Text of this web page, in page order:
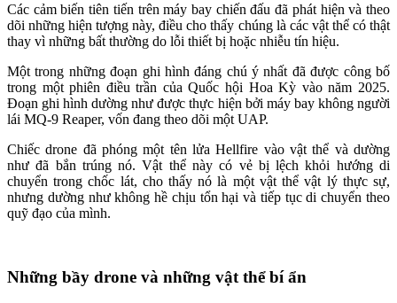
Các cảm biến tiên tiến trên máy bay chiến đấu đã phát hiện và theo
dõi những hiện tượng này, điều cho thấy chúng là các vật thể có thật
thay vì những bất thường do lỗi thiết bị hoặc nhiễu tín hiệu.
Một trong những đoạn ghi hình đáng chú ý nhất đã được công bố
trong một phiên điều trần của Quốc hội Hoa Kỳ vào năm 2025.
Đoạn ghi hình dường như được thực hiện bởi máy bay không người
lái MQ-9 Reaper, vốn đang theo dõi một UAP.
Chiếc drone đã phóng một tên lửa Hellfire vào vật thể và dường
như đã bắn trúng nó. Vật thể này có vẻ bị lệch khỏi hướng di
chuyển trong chốc lát, cho thấy nó là một vật thể vật lý thực sự,
nhưng dường như không hề chịu tổn hại và tiếp tục di chuyển theo
quỹ đạo của mình.
Những bầy drone và những vật thể bí ẩn